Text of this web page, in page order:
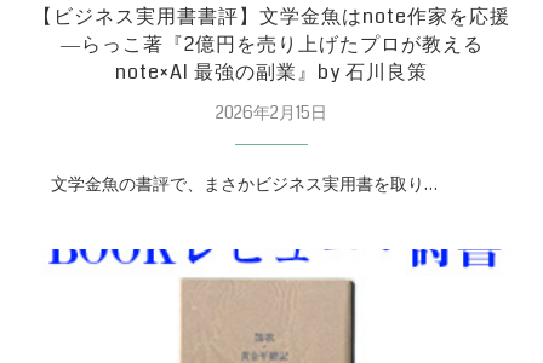
【ビジネス実用書書評】文学金魚はnote作家を応援
―らっこ著『2億円を売り上げたプロが教える
note×AI 最強の副業』by 石川良策
2026年2月15日
文学金魚の書評で、まさかビジネス実用書を取り…